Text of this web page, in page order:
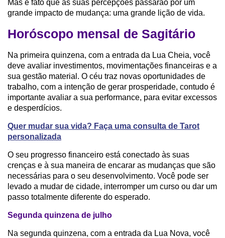
Mas é fato que as suas percepções passarão por um
grande impacto de mudança: uma grande lição de vida.
Horóscopo mensal de Sagitário
Na primeira quinzena, com a entrada da Lua Cheia, você
deve avaliar investimentos, movimentações financeiras e a
sua gestão material. O céu traz novas oportunidades de
trabalho, com a intenção de gerar prosperidade, contudo é
importante avaliar a sua performance, para evitar excessos
e desperdícios.
Quer mudar sua vida? Faça uma consulta de Tarot
personalizada
O seu progresso financeiro está conectado às suas
crenças e à sua maneira de encarar as mudanças que são
necessárias para o seu desenvolvimento. Você pode ser
levado a mudar de cidade, interromper um curso ou dar um
passo totalmente diferente do esperado.
Segunda quinzena de julho
Na segunda quinzena, com a entrada da Lua Nova, você